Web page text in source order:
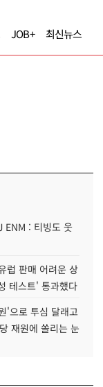
JOB+ 최신뉴스
ENM : 티빙도 웃
럽 판매 어려운 상
테스트' 통과했다
'으로 투심 달래고
재원에 쏠리는 눈